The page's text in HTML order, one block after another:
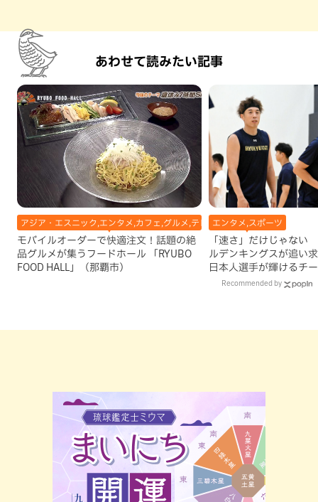
あわせて読みたい記事
アジア・エスニック,エンタメ,カフェ,グルメ,テレビ,中華,地域,本島南部,洋食
モバイルオーダーで快適注文！話題の絶
品グルメが集うフードホール 「RYUBO
FOOD HALL」（那覇市）
エンタメ,スポーツ
「速さ」だけじゃない
ルデンキングスが追い
日本人選手が輝けるチ
Recommended by